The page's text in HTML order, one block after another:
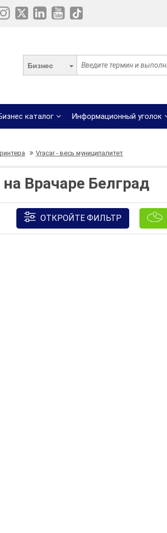
Бизнес
каталог Информационный уголок
Vracar - весь муниципалитет
Врачаре Белград
ОТКРОЙТЕ ФИЛЬТР